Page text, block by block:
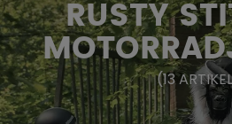
RUSTY
(13ARTIKEL